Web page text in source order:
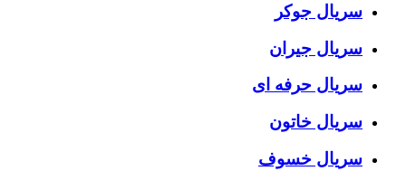
سریال جوکر
سریال جیران
سریال حرفه ای
سریال خاتون
سریال خسوف